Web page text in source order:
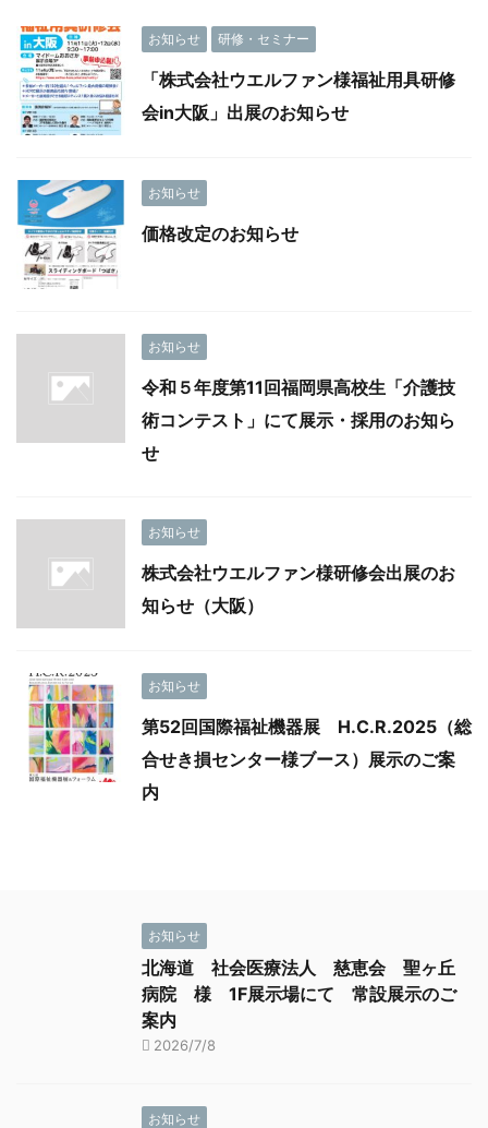
お知らせ 研修・セミナー
「株式会社ウエルファン様福祉用具研修
会in大阪」出展のお知らせ
お知らせ
価格改定のお知らせ
お知らせ
令和５年度第11回福岡県高校生「介護技
術コンテスト」にて展示・採用のお知ら
せ
お知らせ
株式会社ウエルファン様研修会出展のお
知らせ（大阪）
お知らせ
第52回国際福祉機器展 H.C.R.2025（総
合せき損センター様ブース）展示のご案
内
お知らせ
北海道 社会医療法人 慈恵会 聖ヶ丘
病院 様 1F展示場にて 常設展示のご
案内
2026/7/8
お知らせ